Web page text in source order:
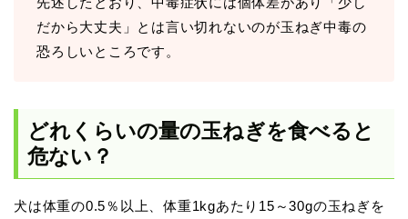
だから大丈夫」とは言い切れないのが玉ねぎ中毒の
恐ろしいところです。
どれくらいの量の玉ねぎを食べると
危ない？
犬は体重の0.5％以上、体重1kgあたり15～30gの玉ねぎを